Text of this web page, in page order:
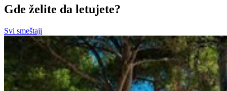
Gde želite da letujete?
Svi smeštaji